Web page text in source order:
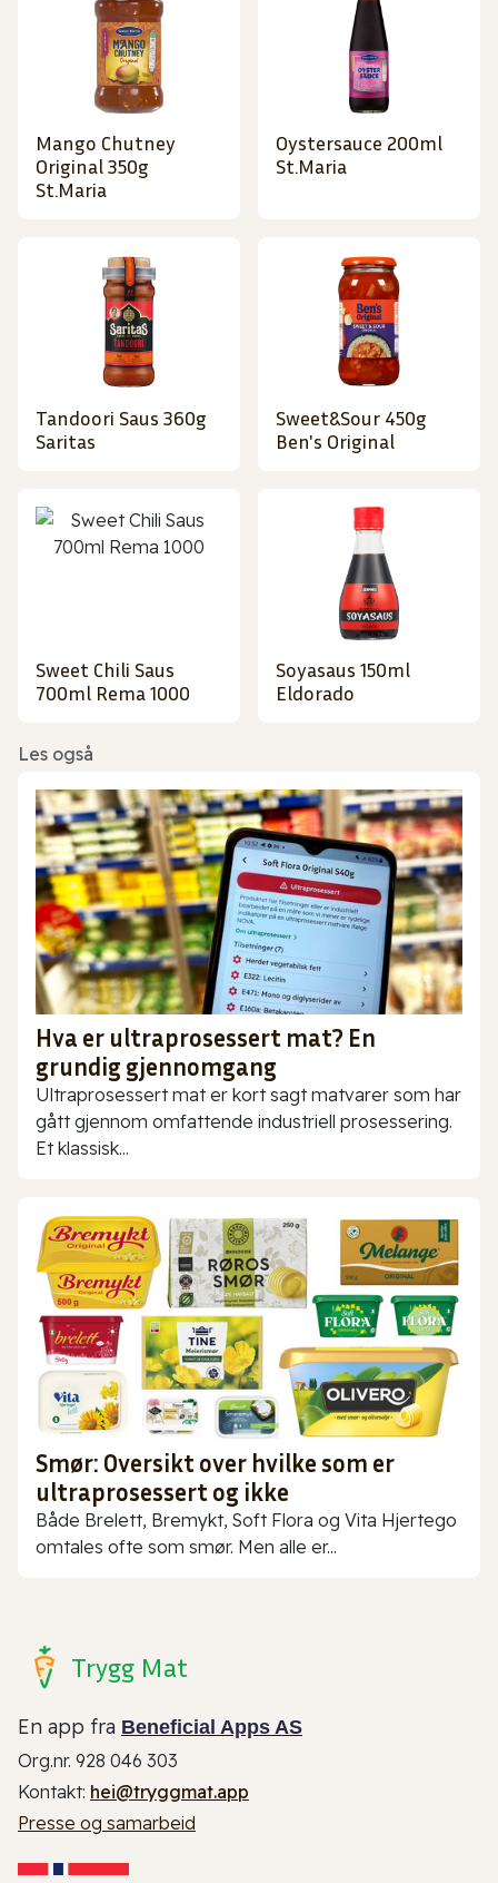
Mango Chutney
Original 350g
St.Maria
Oystersauce 200ml
St.Maria
Tandoori Saus 360g
Saritas
Sweet&Sour 450g
Ben's Original
Sweet Chili Saus
700ml Rema 1000
Soyasaus 150ml
Eldorado
Les også
Hva er ultraprosessert mat? En
grundig gjennomgang
Ultraprosessert mat er kort sagt matvarer som har
gått gjennom omfattende industriell prosessering.
Et klassisk...
Smør: Oversikt over hvilke som er
ultraprosessert og ikke
Både Brelett, Bremykt, Soft Flora og Vita Hjertego
omtales ofte som smør. Men alle er...
Trygg Mat
En app fra Beneficial Apps AS
Org.nr. 928 046 303
Kontakt: hei@tryggmat.app
Presse og samarbeid